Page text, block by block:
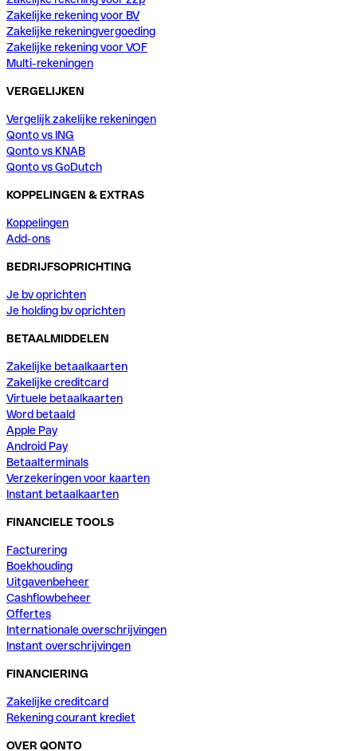
Zakelijke rekening voor BV
Zakelijke rekeningvergoeding
Zakelijke rekening voor VOF
Multi-rekeningen
VERGELIJKEN
Vergelijk zakelijke rekeningen
Qonto vs ING
Qonto vs KNAB
Qonto vs GoDutch
KOPPELINGEN & EXTRAS
Koppelingen
Add-ons
BEDRIJFSOPRICHTING
Je bv oprichten
Je holding bv oprichten
BETAALMIDDELEN
Zakelijke betaalkaarten
Zakelijke creditcard
Virtuele betaalkaarten
Word betaald
Apple Pay
Android Pay
Betaalterminals
Verzekeringen voor kaarten
Instant betaalkaarten
FINANCIELE TOOLS
Facturering
Boekhouding
Uitgavenbeheer
Cashflowbeheer
Offertes
Internationale overschrijvingen
Instant overschrijvingen
FINANCIERING
Zakelijke creditcard
Rekening courant krediet
OVER QONTO